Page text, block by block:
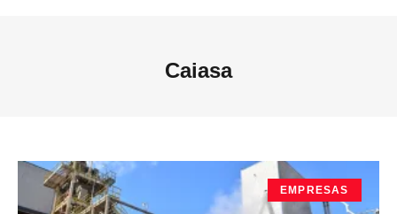
Caiasa
EMPRESAS